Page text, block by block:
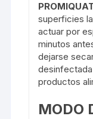
superficies
actuar por
minutos
dejarse
productos
MODO